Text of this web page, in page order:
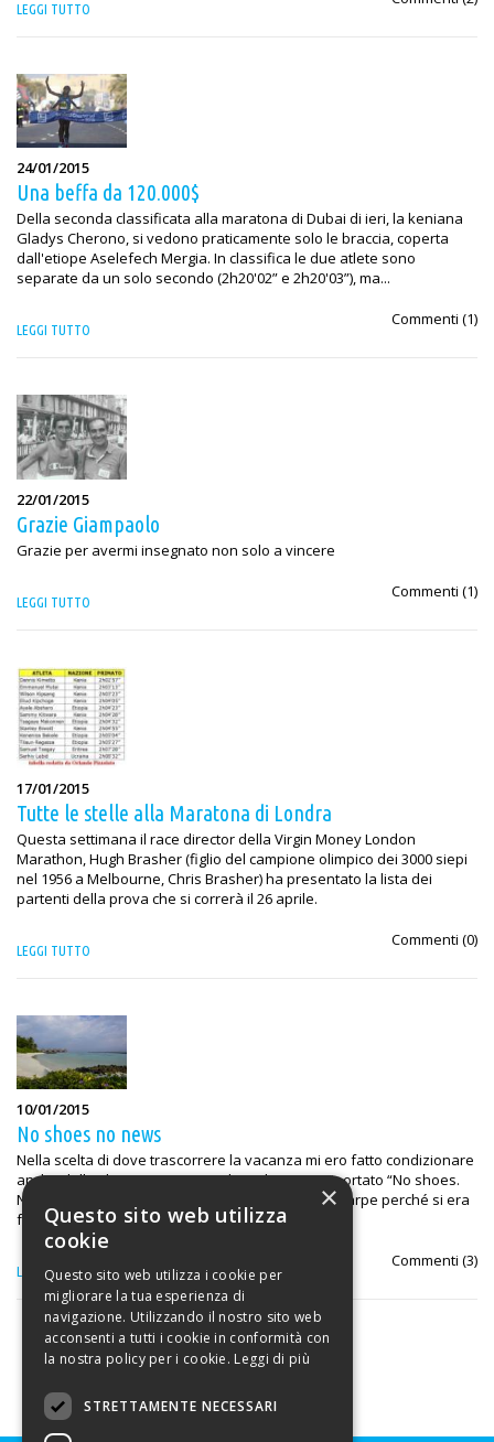
LEGGI TUTTO
24/01/2015
Una beffa da 120.000$
Della seconda classificata alla maratona di Dubai di ieri, la keniana
Gladys Cherono, si vedono praticamente solo le braccia, coperta
dall'etiope Aselefech Mergia. In classifica le due atlete sono
separate da un solo secondo (2h20'02” e 2h20'03”), ma...
LEGGI TUTTO
Commenti (1)
22/01/2015
Grazie Giampaolo
Grazie per avermi insegnato non solo a vincere
LEGGI TUTTO
Commenti (1)
17/01/2015
Tutte le stelle alla Maratona di Londra
Questa settimana il race director della Virgin Money London
Marathon, Hugh Brasher (figlio del campione olimpico dei 3000 siepi
nel 1956 a Melbourne, Chris Brasher) ha presentato la lista dei
partenti della prova che si correrà il 26 aprile.
LEGGI TUTTO
Commenti (0)
10/01/2015
No shoes no news
Nella scelta di dove trascorrere la vacanza mi ero fatto condizionare
anche dallo slogan promozionale. Sul sito era riportato “No shoes.
No news” ad evidenziare che non servivano le scarpe perché si era
fuori dal mondo.
LEGGI TUTTO
Commenti (3)
×
Questo sito web utilizza
cookie
Questo sito web utilizza i cookie per
migliorare la tua esperienza di
navigazione. Utilizzando il nostro sito web
acconsenti a tutti i cookie in conformità con
la nostra policy per i cookie. Leggi di più
STRETTAMENTE NECESSARI